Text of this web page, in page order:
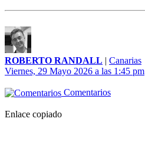
ROBERTO RANDALL | Canarias
Viernes, 29 Mayo 2026 a las 1:45 pm
Comentarios
Enlace copiado